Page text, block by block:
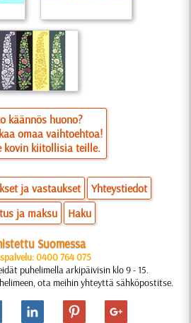
käännös huono?
omaa vaihtoehtoa!
kovin kiitollisia teille.
ja vastaukset
Yhteystiedot
ja maksu
Haku
Suomessa
0400 764 075
puhelimella arkipäivisin klo 9 - 15.
ota meihin yhteyttä sähköpostitse.